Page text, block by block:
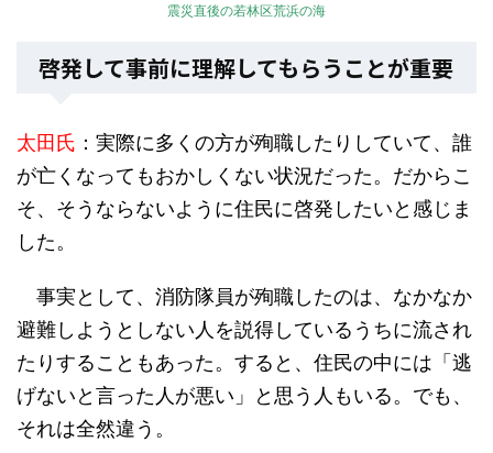
震災直後の若林区荒浜の海
啓発して事前に理解してもらうことが重要
太田氏 ：実際に多くの方が殉職したりしていて、誰
が亡くなってもおかしくない状況だった。だからこ
そ、そうならないように住民に啓発したいと感じま
した。
事実として、消防隊員が殉職したのは、なかなか
避難しようとしない人を説得しているうちに流され
たりすることもあった。すると、住民の中には「逃
げないと言った人が悪い」と思う人もいる。でも、
それは全然違う。